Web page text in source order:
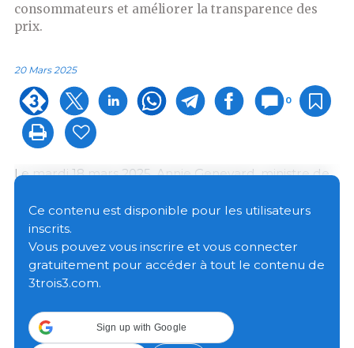
consommateurs et améliorer la transparence des
prix.
20 Mars 2025
0
Le mardi 18 mars 2025, Annie Genevard, ministre de
réuni les acteurs du monde agricole, des
distributeurs et des consommateurs lors d’un Comité
des partenaires pour annoncer le lancement d’un
appel à manifestation d'intérêt pour
l’expérimentation d’un affichage « rémunération du
Cette initiative s’inscrit dans le cadre de l'article 10 de
Ce contenu est disponible pour les utilisateurs
inscrits.
Vous pouvez vous inscrire et vous connecter
gratuitement pour accéder à tout le contenu de
3trois3.com.
Sign up with Google